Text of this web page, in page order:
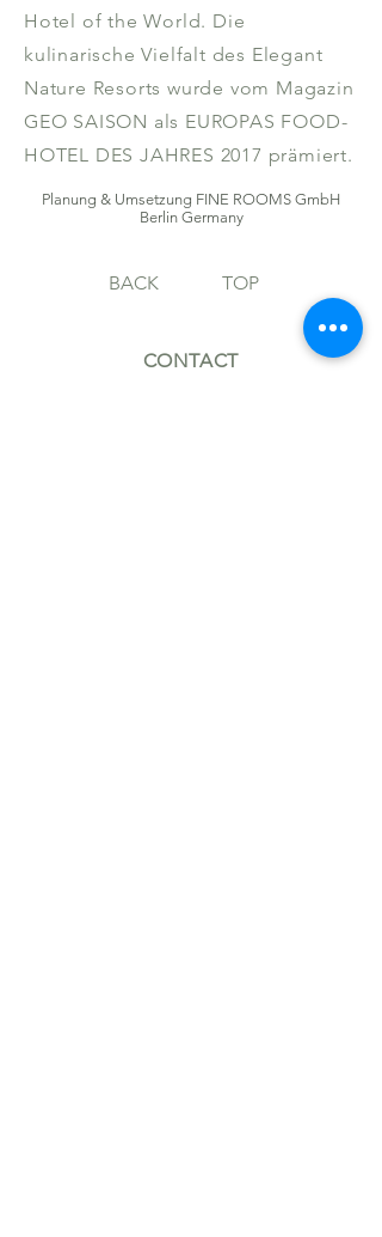
Hotel of the World. Die
kulinarische Vielfalt des Elegant
Nature Resorts wurde vom Magazin
GEO SAISON als EUROPAS FOOD-
HOTEL DES JAHRES 2017 prämiert.
Planung & Umsetzung FINE ROOMS GmbH
Berlin Germany
BACK TOP
CONTACT